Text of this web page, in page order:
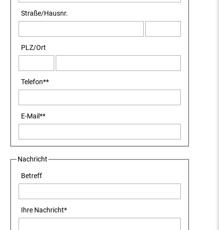
Straße/Hausnr.
PLZ/Ort
Telefon**
E-Mail**
Nachricht
Betreff
Ihre Nachricht*